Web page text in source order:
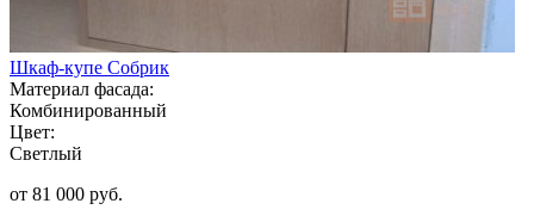
Шкаф-купе Собрик
Материал фасада:
Комбинированный
Цвет:
Светлый
от 81 000 руб.